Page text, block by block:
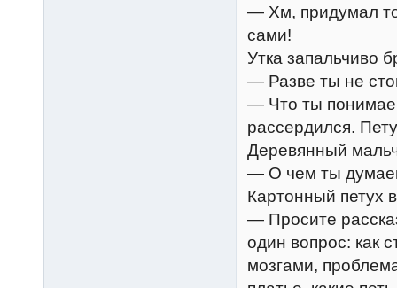
— Хм, придумал
сами!
Утка запальчиво
— Разве ты не
— Что ты
рассердился.
Деревянный
— О чем ты
Картонный петух
— Просите
один вопрос: как
мозгами,